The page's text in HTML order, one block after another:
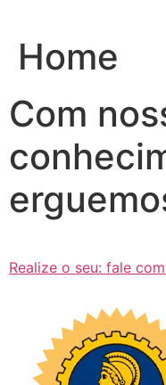
conteúdo
Home
Com
Realize o seu: fale